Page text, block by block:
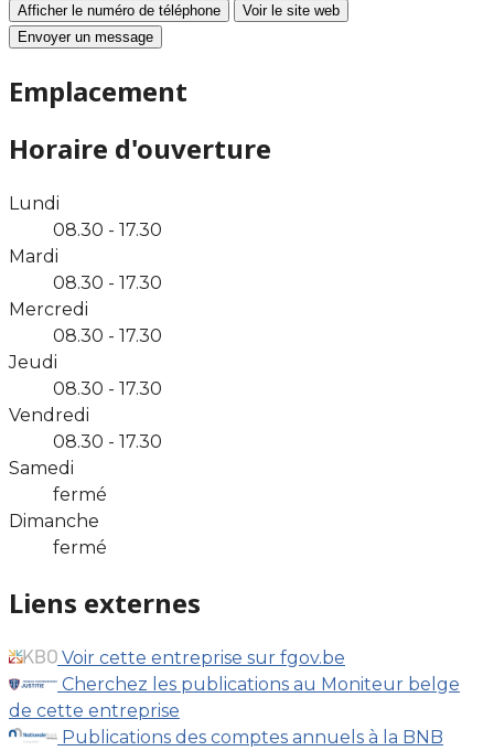
Afficher le numéro de téléphone
Voir le site web
Envoyer un message
Emplacement
Horaire d'ouverture
Lundi
08.30 - 17.30
Mardi
08.30 - 17.30
Mercredi
08.30 - 17.30
Jeudi
08.30 - 17.30
Vendredi
08.30 - 17.30
Samedi
fermé
Dimanche
fermé
Liens externes
Voir cette entreprise sur fgov.be
Cherchez les publications au Moniteur belge
de cette entreprise
Publications des comptes annuels à la BNB